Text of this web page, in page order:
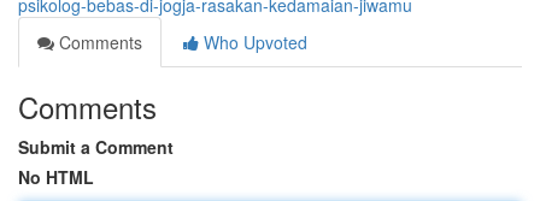
psikolog-bebas-di-jogja-rasakan-kedamaian-jiwamu
Comments
Who Upvoted
Comments
Submit a Comment
No HTML